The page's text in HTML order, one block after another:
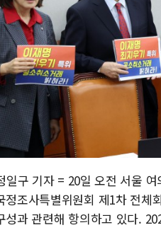
일구 기자 = 20일 오전 서울
정조사특별위원회 제1차 전
성과 관련해 항의하고 있다.